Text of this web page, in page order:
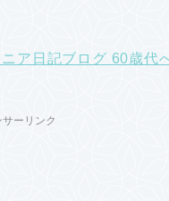
サーリンク